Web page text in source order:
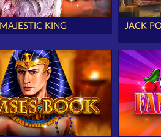
MAJESTIC KING
JACK